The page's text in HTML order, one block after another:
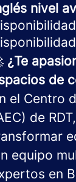
nivel
¿Te
de
el Centro
de
equipo
en